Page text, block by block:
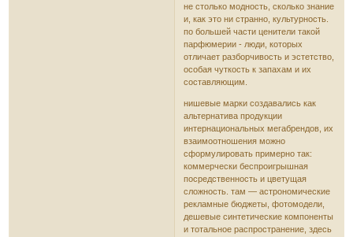
не столько модность, сколько знание
и, как это ни странно, культурность.
по большей части ценители такой
парфюмерии - люди, которых
отличает разборчивость и эстетство,
особая чуткость к запахам и их
составляющим.
нишевые марки создавались как
альтернатива продукции
интернациональных мегабрендов, их
взаимо­отношения можно
сформулировать примерно так:
коммерчески беспроигрышная
посредственность и цветущая
сложность. там — астрономические
рекламные бюджеты, фотомодели,
дешевые синтетические компоненты
и тотальное распространение, здесь